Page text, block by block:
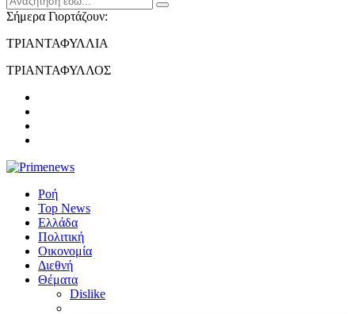
Σήμερα Γιορτάζουν:
ΤΡΙΑΝΤΑΦΥΛΛΙΑ
ΤΡΙΑΝΤΑΦΥΛΛΟΣ
Ροή
Top News
Ελλάδα
Πολιτική
Οικονομία
Διεθνή
Θέματα
Dislike